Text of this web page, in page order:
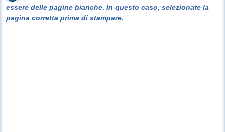
essere delle pagine bianche. In questo caso, selezionate la
pagina corretta prima di stampare.